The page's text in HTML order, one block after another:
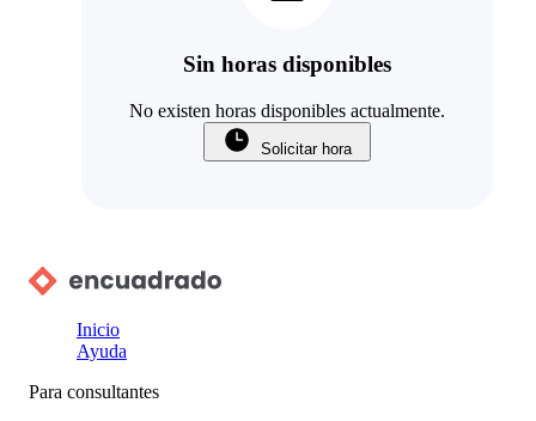
Sin horas disponibles
No existen horas disponibles actualmente.
Solicitar hora
Inicio
Ayuda
Para consultantes